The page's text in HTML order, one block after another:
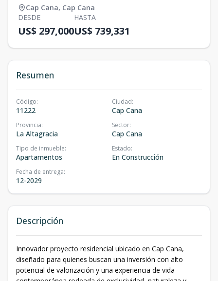
Cap Cana, Cap Cana
DESDE
US$ 297,000
HASTA
US$ 739,331
Resumen
Código:
11222
Ciudad:
Cap Cana
Provincia:
La Altagracia
Sector:
Cap Cana
Tipo de inmueble:
Apartamentos
Estado:
En Construcción
Fecha de entrega:
12-2029
Descripción
Innovador proyecto residencial ubicado en Cap Cana,
diseñado para quienes buscan una inversión con alto
potencial de valorización y una experiencia de vida